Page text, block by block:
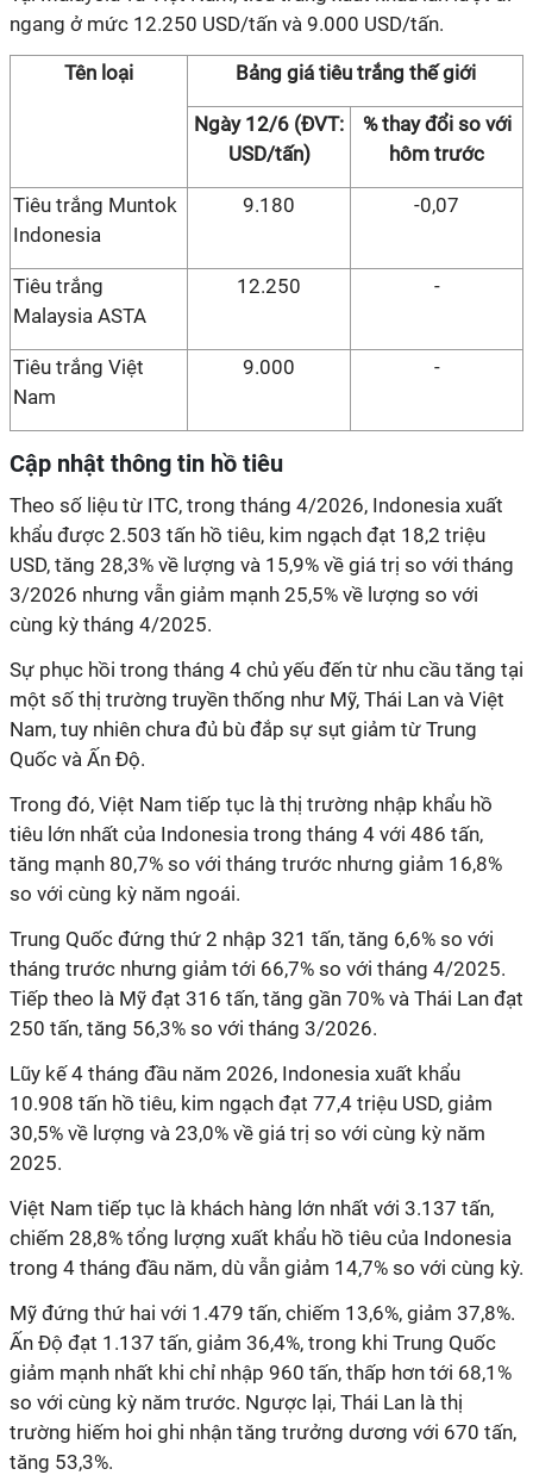
ngang ở mức 12.250 USD/tấn và 9.000 USD/tấn.
Tên loại Bảng giá tiêu trắng thế giới
Ngày 12/6 (ĐVT:
USD/tấn)
% thay đổi so với
hôm trước
Tiêu trắng Muntok
Indonesia
9.180 -0,07
Tiêu trắng
Malaysia ASTA
12.250 -
Tiêu trắng Việt
Nam
9.000 -
Cập nhật thông tin hồ tiêu
Theo số liệu từ ITC, trong tháng 4/2026, Indonesia xuất
khẩu được 2.503 tấn hồ tiêu, kim ngạch đạt 18,2 triệu
USD, tăng 28,3% về lượng và 15,9% về giá trị so với tháng
3/2026 nhưng vẫn giảm mạnh 25,5% về lượng so với
cùng kỳ tháng 4/2025.
Sự phục hồi trong tháng 4 chủ yếu đến từ nhu cầu tăng tại
một số thị trường truyền thống như Mỹ, Thái Lan và Việt
Nam, tuy nhiên chưa đủ bù đắp sự sụt giảm từ Trung
Quốc và Ấn Độ.
Trong đó, Việt Nam tiếp tục là thị trường nhập khẩu hồ
tiêu lớn nhất của Indonesia trong tháng 4 với 486 tấn,
tăng mạnh 80,7% so với tháng trước nhưng giảm 16,8%
so với cùng kỳ năm ngoái.
Trung Quốc đứng thứ 2 nhập 321 tấn, tăng 6,6% so với
tháng trước nhưng giảm tới 66,7% so với tháng 4/2025.
Tiếp theo là Mỹ đạt 316 tấn, tăng gần 70% và Thái Lan đạt
250 tấn, tăng 56,3% so với tháng 3/2026.
Lũy kế 4 tháng đầu năm 2026, Indonesia xuất khẩu
10.908 tấn hồ tiêu, kim ngạch đạt 77,4 triệu USD, giảm
30,5% về lượng và 23,0% về giá trị so với cùng kỳ năm
2025.
Việt Nam tiếp tục là khách hàng lớn nhất với 3.137 tấn,
chiếm 28,8% tổng lượng xuất khẩu hồ tiêu của Indonesia
trong 4 tháng đầu năm, dù vẫn giảm 14,7% so với cùng kỳ.
Mỹ đứng thứ hai với 1.479 tấn, chiếm 13,6%, giảm 37,8%.
Ấn Độ đạt 1.137 tấn, giảm 36,4%, trong khi Trung Quốc
giảm mạnh nhất khi chỉ nhập 960 tấn, thấp hơn tới 68,1%
so với cùng kỳ năm trước. Ngược lại, Thái Lan là thị
trường hiếm hoi ghi nhận tăng trưởng dương với 670 tấn,
tăng 53,3%.